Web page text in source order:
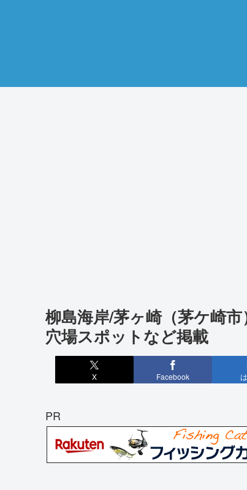
柳島海岸/茅ヶ崎（茅ケ崎
穴場スポットなど掲載
X Facebook
PR